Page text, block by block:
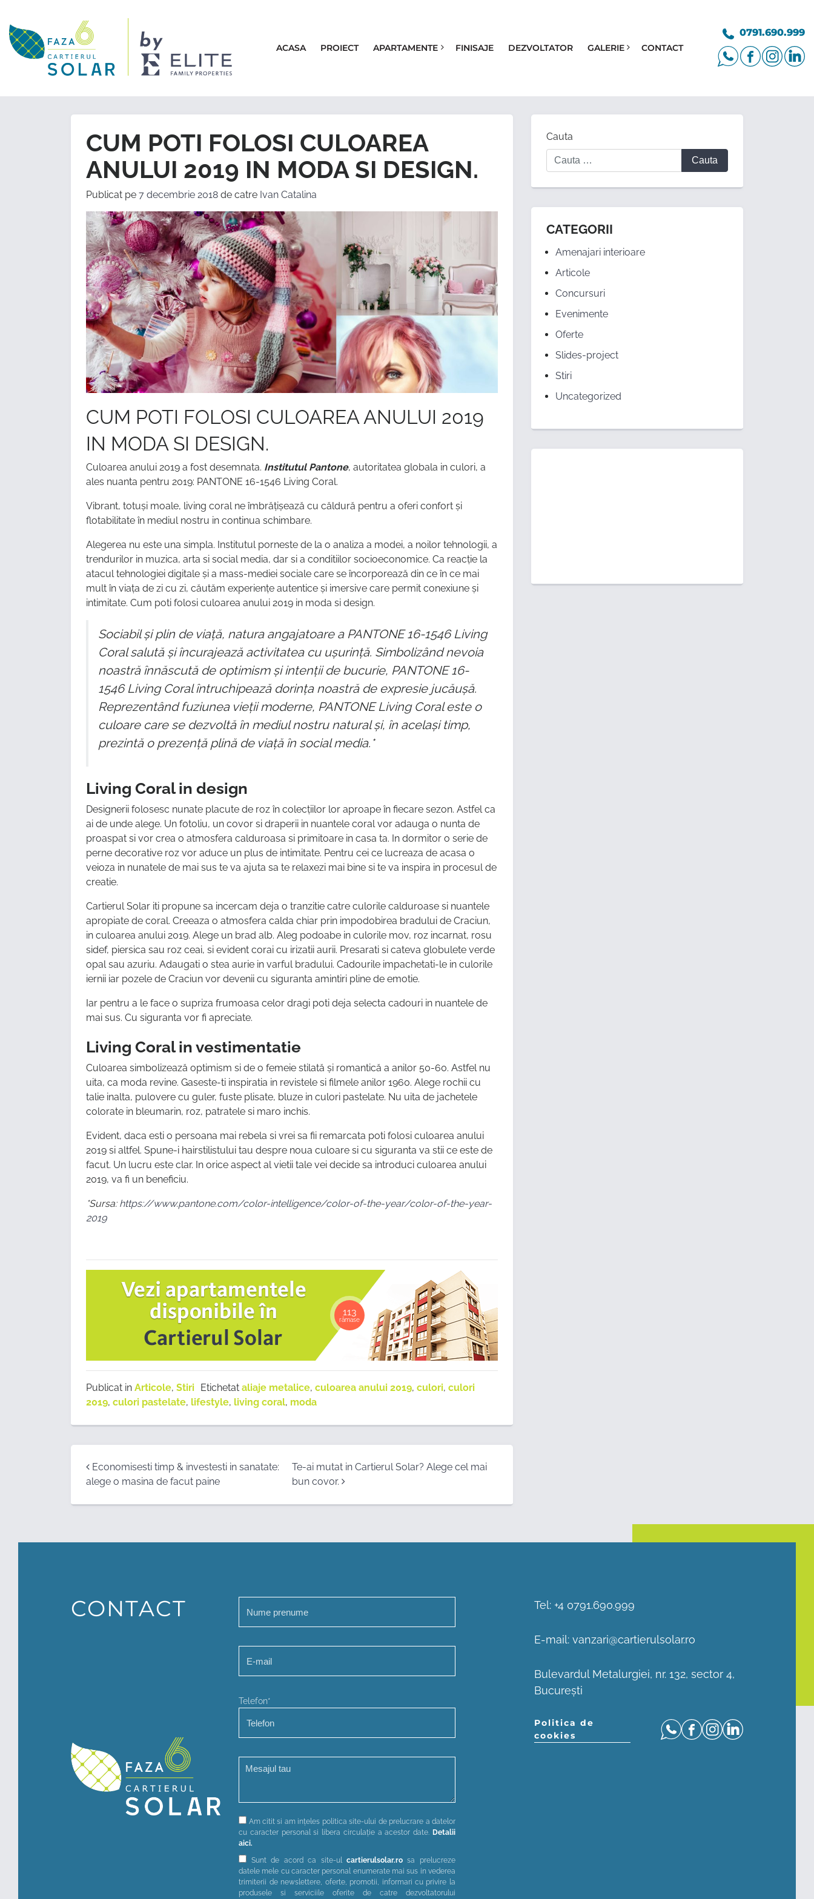
0791.690.999
ACASA PROIECT APARTAMENTE FINISAJE DEZVOLTATOR GALERIE CONTACT
CUM POTI FOLOSI CULOAREA
ANULUI 2019 IN MODA SI DESIGN.
Publicat pe 7 decembrie 2018 de catre Ivan Catalina
CUM POTI FOLOSI CULOAREA ANULUI 2019
IN MODA SI DESIGN.
Culoarea anului 2019 a fost desemnata. Institutul Pantone, autoritatea globala in culori, a
ales nuanta pentru 2019: PANTONE 16-1546 Living Coral.
Vibrant, totuși moale, living coral ne îmbrățișează cu căldură pentru a oferi confort și
flotabilitate în mediul nostru in continua schimbare.
Alegerea nu este una simpla. Institutul porneste de la o analiza a modei, a noilor tehnologii, a
trendurilor in muzica, arta si social media, dar si a conditiilor socioeconomice. Ca reacție la
atacul tehnologiei digitale și a mass-mediei sociale care se încorporează din ce în ce mai
mult în viața de zi cu zi, căutăm experiențe autentice și imersive care permit conexiune și
intimitate. Cum poti folosi culoarea anului 2019 in moda si design.
Sociabilși plin de viață, natura angajatoare a PANTONE 16-1546 Living
Coral salută șiîncurajeazăactivitatea cu ușurință. Simbolizând nevoia
noastră înnăscutăde optimism și intenții de bucurie, PANTONE 16-
1546 Living Coralîntruchipeazădorința noastrăde expresie jucăușă.
Reprezentând fuziunea vieții moderne, PANTONE Living Coral este o
culoare care se dezvoltă în mediul nostru naturalși, în același timp,
prezintăo prezențăplinăde viață în social media.*
Living Coral in design
Designerii folosesc nunate placute de roz în colecţiilor lor aproape în fiecare sezon. Astfel ca
ai de unde alege. Un fotoliu, un covor si draperii in nuantele coral vor adauga o nunta de
proaspat si vor crea o atmosfera calduroasa si primitoare in casa ta. In dormitor o serie de
perne decorative roz vor aduce un plus de intimitate. Pentru cei ce lucreaza de acasa o
veioza in nunatele de mai sus te va ajuta sa te relaxezi mai bine si te va inspira in procesul de
creatie.
Cartierul Solar iti propune sa incercam deja o tranzitie catre culorile calduroase si nuantele
apropiate de coral. Creeaza o atmosfera calda chiar prin impodobirea bradului de Craciun,
in culoarea anului 2019. Alege un brad alb. Aleg podoabe in culorile mov, roz incarnat, rosu
sidef, piersica sau roz ceai, si evident corai cu irizatii aurii. Presarati si cateva globulete verde
opal sau azuriu. Adaugati o stea aurie in varful bradului. Cadourile impachetati-le in culorile
iernii iar pozele de Craciun vor devenii cu siguranta amintiri pline de emotie.
Iar pentru a le face o supriza frumoasa celor dragi poti deja selecta cadouri in nuantele de
mai sus. Cu siguranta vor fi apreciate.
Living Coral in vestimentatie
Culoarea simbolizează optimism si de o femeie stilată și romantică a anilor 50-60. Astfel nu
uita, ca moda revine. Gaseste-ti inspiratia in revistele si filmele anilor 1960. Alege rochii cu
talie inalta, pulovere cu guler, fuste plisate, bluze in culori pastelate. Nu uita de jachetele
colorate in bleumarin, roz, patratele si maro inchis.
Evident, daca esti o persoana mai rebela si vrei sa fii remarcata poti folosi culoarea anului
2019 si altfel. Spune-i hairstilistului tau despre noua culoare si cu siguranta va stii ce este de
facut. Un lucru este clar. In orice aspect al vietii tale vei decide sa introduci culoarea anului
2019, va fi un beneficiu.
*Sursa: https://www.pantone.com/color-intelligence/color-of-the-year/color-of-the-year-
2019
113
rămase
Publicat in Articole, Stiri Etichetat aliaje metalice, culoarea anului 2019, culori, culori
2019, culori pastelate, lifestyle, living coral, moda
Post
navigation
Economisesti timp & investesti in sanatate:
alege o masina de facut paine
Te-ai mutat in Cartierul Solar? Alege cel mai
bun covor.
Cauta
CATEGORII
Amenajari interioare
Articole
Concursuri
Evenimente
Oferte
Slides-project
Stiri
Uncategorized
CONTACT
Telefon*
Am citit si am ințeles politica site-ului de prelucrare a datelor
cu caracter personal si libera circulație a acestor date. Detalii
aici.
Sunt de acord ca site-ul cartierulsolar.ro sa prelucreze
datele mele cu caracter personal enumerate mai sus in vederea
trimiterii de newslettere, oferte, promotii, informari cu privire la
produsele si serviciile oferite de catre dezvoltatorului
Tel: +4 0791.690.999
E-mail: vanzari@cartierulsolar.ro
Bulevardul Metalurgiei, nr. 132, sector 4,
București
Politica de
cookies